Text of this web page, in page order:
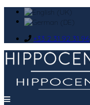
+33 2 31 92 31 96